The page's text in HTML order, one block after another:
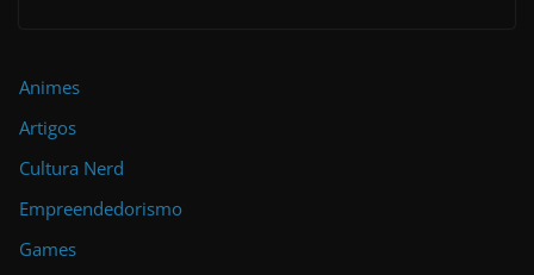
Animes
Artigos
Cultura Nerd
Empreendedorismo
Games